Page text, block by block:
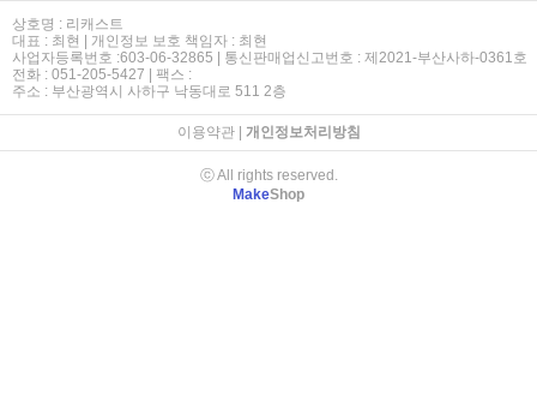
상호명 : 리캐스트
대표 : 최현 | 개인정보 보호 책임자 : 최현
사업자등록번호 :603-06-32865 | 통신판매업신고번호 : 제2021-부산사하-0361호
전화 : 051-205-5427 | 팩스 :
주소 : 부산광역시 사하구 낙동대로 511 2층
이용약관| 개인정보처리방침
ⓒ All rights reserved.
MakeShop